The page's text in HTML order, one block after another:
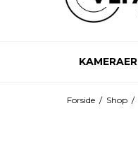
KAMERAER
Forside / Shop /